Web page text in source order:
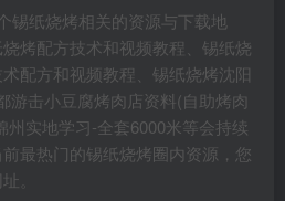
锡纸烧烤相关的资源与下载地
烤配方技术和视频教程、锡纸烧
配方和视频教程、锡纸烧烤沈阳
游击小豆腐烤肉店资料(自助烤肉
州实地学习-全套6000米等会持续
最热门的锡纸烧烤圈内资源，您
。